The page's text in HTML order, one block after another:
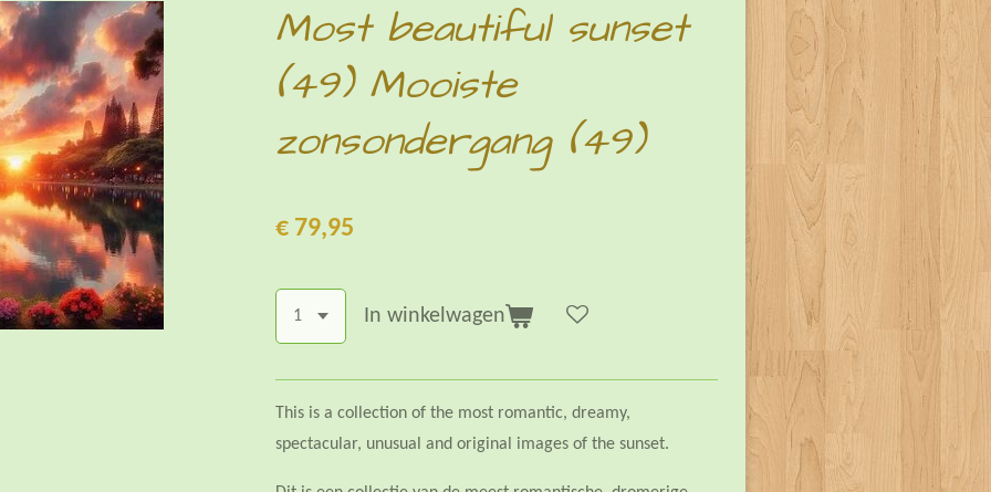
Most beautiful sunset
(49) Mooiste
zonsondergang (49)
€ 79,95
In winkelwagen
This is a collection of the most romantic, dreamy,
spectacular, unusual and original images of the sunset.